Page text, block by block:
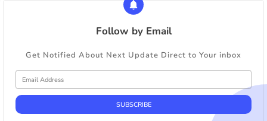
Follow by Email
Get Notified About Next Update Direct to Your inbox